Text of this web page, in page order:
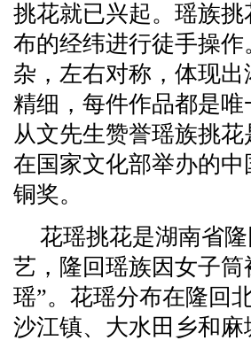
挑花就已兴起。瑶族
布的经纬进行徒手操
杂，左右对称，体现
精细，每件作品都是
从文先生赞誉瑶族挑
在国家文化部举办的
铜奖。
花瑶挑花是湖南省
艺，隆回瑶族因女子
瑶”。花瑶分布在隆回
沙江镇、大水田乡和